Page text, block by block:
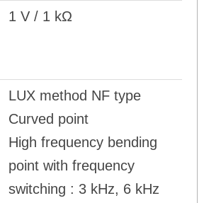
1 V / 1 kΩ
LUX method NF type
Curved point
High frequency bending
point with frequency
switching : 3 kHz, 6 kHz